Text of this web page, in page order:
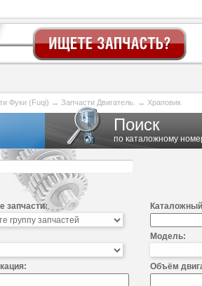
Фуки (Fuqi) → Запчасти Двигатель. → Храповик
Поиск
по каталожному
запчасти:
Модель:
Объём